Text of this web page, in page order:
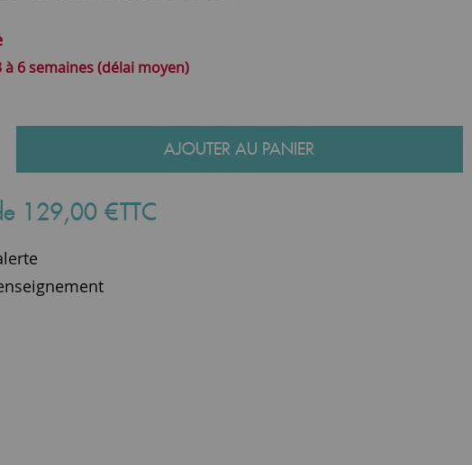
à 6 semaines (délai moyen)
AJOUTER AU PANIER
129,00 €TTC